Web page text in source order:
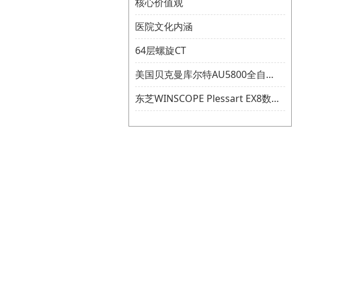
核心价值观
医院文化内涵
64层螺旋CT
美国贝克曼库尔特AU5800全自动生化分析仪
东芝WINSCOPE Plessart EX8数字胃肠机